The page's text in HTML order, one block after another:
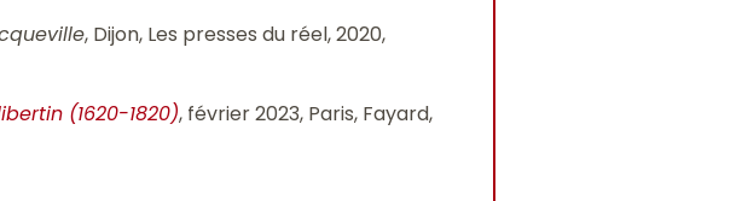
, Dijon, Les presses du réel, 2020,
(1620-1820), février 2023, Paris, Fayard,